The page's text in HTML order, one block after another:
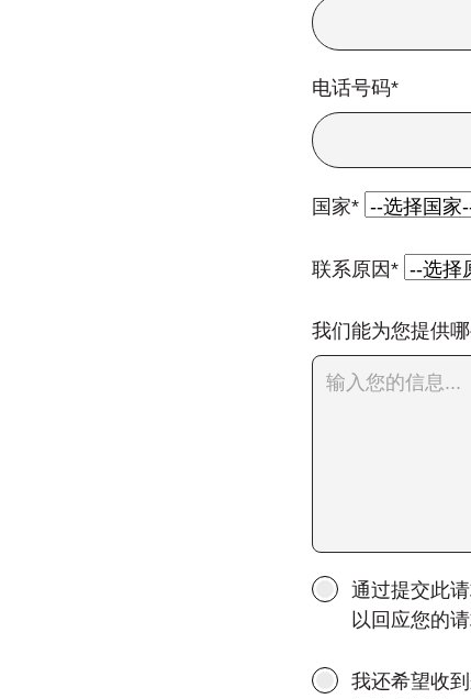
电话号码*
国家*
联系原因*
我们能为您提供
通过提交此
以回应您的
我还希望收